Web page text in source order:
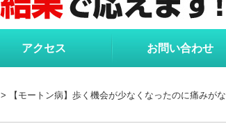
アクセス お問い合わせ
> 【モートン病】歩く機会が少なくなったのに痛みがな